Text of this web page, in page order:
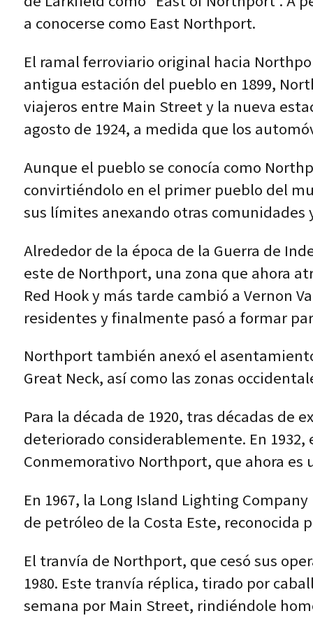
a conocerse como East Northport.
El ramal ferroviario original hacia
antigua estación del pueblo en 1899,
viajeros entre Main Street y la nueva
agosto de 1924, a medida que los
Aunque el pueblo se conocía como
convirtiéndolo en el primer pueblo del
sus límites anexando otras comunidades
Alrededor de la época de la Guerra de
este de Northport, una zona que ahora
Red Hook y más tarde cambió a Vernon
residentes y finalmente pasó a formar
Northport también anexó el
Great Neck, así como las zonas
Para la década de 1920, tras décadas
deteriorado considerablemente. En
Conmemorativo Northport, que ahora
En 1967, la Long Island Lighting
de petróleo de la Costa Este, reconocida
El tranvía de Northport, que cesó sus
1980. Este tranvía réplica, tirado por
semana por Main Street, rindiéndole